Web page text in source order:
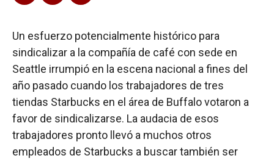
Un esfuerzo potencialmente histórico para
sindicalizar a la compañía de café con sede en
Seattle irrumpió en la escena nacional a fines del
año pasado cuando los trabajadores de tres
tiendas Starbucks en el área de Buffalo votaron a
favor de sindicalizarse. La audacia de esos
trabajadores pronto llevó a muchos otros
empleados de Starbucks a buscar también ser